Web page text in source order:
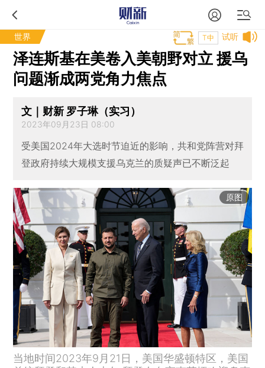
世界 试听
T中
泽连斯基在美卷入美朝野对立 援乌
问题渐成两党角力焦点
文｜财新 罗子琳（实习）
2023年09月23日 08:00
受美国2024年大选时节迫近的影响，共和党阵营对拜
登政府持续大规模支援乌克兰的质疑声已不断泛起
原图
当地时间2023年9月21日，美国华盛顿特区，美国